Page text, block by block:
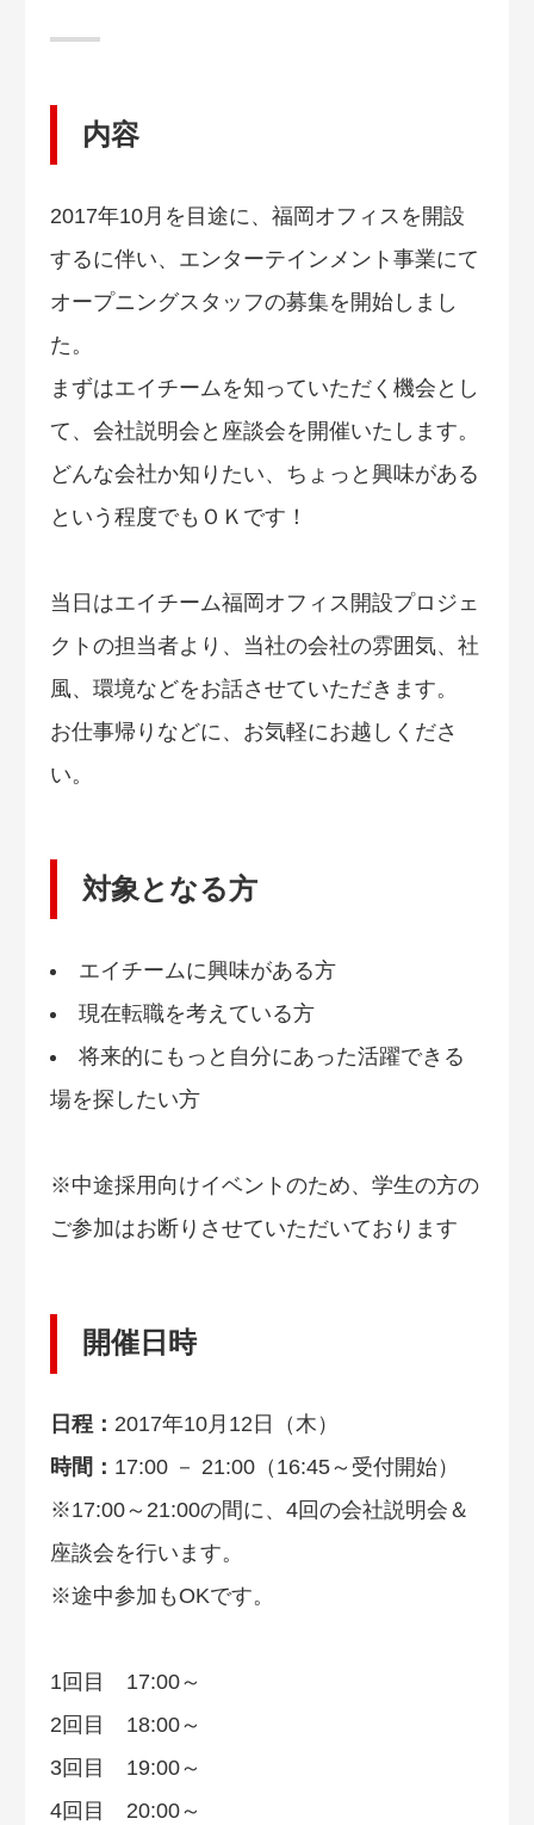
内容
2017年10月を目途に、福岡オフィスを開設
するに伴い、エンターテインメント事業にて
オープニングスタッフの募集を開始しまし
た。
まずはエイチームを知っていただく機会とし
て、会社説明会と座談会を開催いたします。
どんな会社か知りたい、ちょっと興味がある
という程度でもＯＫです！
当日はエイチーム福岡オフィス開設プロジェ
クトの担当者より、当社の会社の雰囲気、社
風、環境などをお話させていただきます。
お仕事帰りなどに、お気軽にお越しくださ
い。
対象となる方
エイチームに興味がある方
現在転職を考えている方
将来的にもっと自分にあった活躍できる
場を探したい方
※中途採用向けイベントのため、学生の方の
ご参加はお断りさせていただいております
開催日時
日程： 2017年10月12日（木）
時間： 17:00 － 21:00（16:45～受付開始）
※17:00～21:00の間に、4回の会社説明会＆
座談会を行います。
※途中参加もOKです。
1回目 17:00～
2回目 18:00～
3回目 19:00～
4回目 20:00～